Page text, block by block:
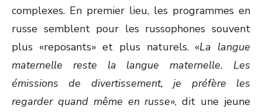
complexes. En premier lieu, les programmes en
russe semblent pour les russophones souvent
plus «reposants» et plus naturels. «La langue
maternelle reste la langue maternelle. Les
émissions de divertissement, je préfère les
regarder quand même en russe», dit une jeune